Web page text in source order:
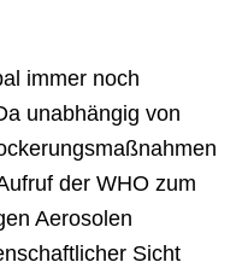
immer noch
unabhängig von
der WHO zum
Aerosolen
Sicht